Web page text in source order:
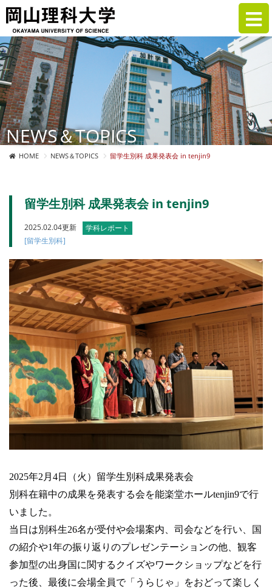
NEWS＆TOPICS
HOME NEWS＆TOPICS 留学生別科 成果発表会 in tenjin9
留学生別科 成果発表会 in tenjin9
2025.02.04更新
学科レポート
[留学生別科]
2025年2月4日（火）留学生別科成果発表会
別科在籍中の成果を発表する会を能楽堂ホールtenjin9で行
いました。
当日は別科生26名が受付や会場案内、司会などを行い、国
の紹介や1年の振り返りのプレゼンテーションの他、観客
参加型の出身国に関するクイズやワークショップなどを行
った後、最後に会場全員で「うらじゃ」をおどって楽しく